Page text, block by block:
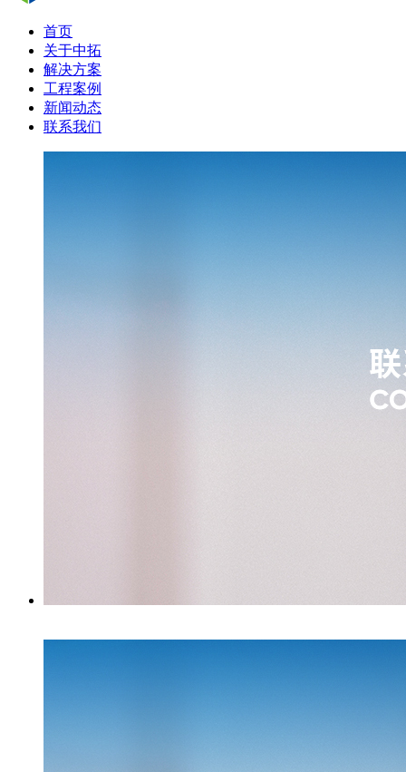
首页
关于中拓
解决方案
工程案例
新闻动态
联系我们